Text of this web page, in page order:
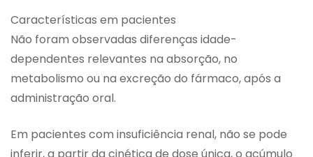
Características em pacientes
Não foram observadas diferenças idade-
dependentes relevantes na absorção, no
metabolismo ou na excreção do fármaco, após a
administração oral.
Em pacientes com insuficiência renal, não se pode